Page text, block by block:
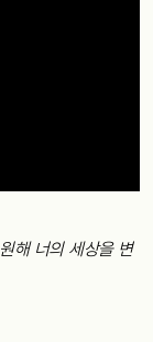
해 너의 세상을 변